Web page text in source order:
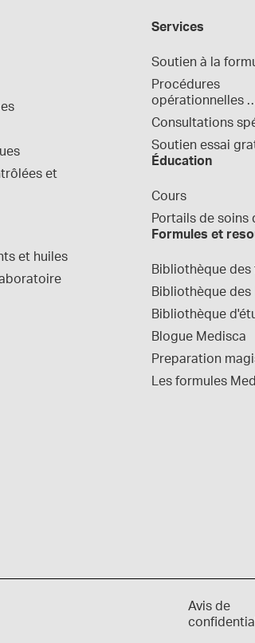
et
et huiles
Services
Soutien à la
Procédures
opérationnelles
normalisées
Consultations
Soutien essai
Éducation
Cours
Portails de soins
Formules et
Bibliothèque des
Bibliothèque des
Bibliothèque
Blogue Medisca
Preparation
Les formules
Avis de